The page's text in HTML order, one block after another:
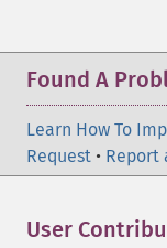
Found A
Learn How To
Request • Report
User